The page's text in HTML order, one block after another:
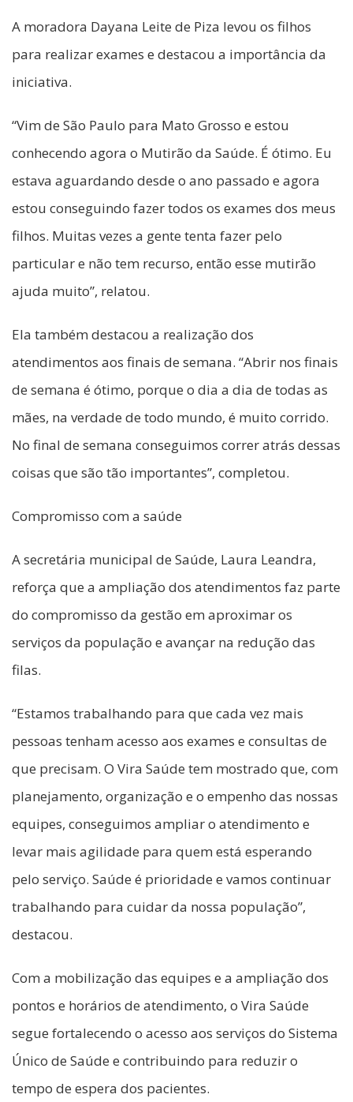
A moradora Dayana Leite de Piza levou os filhos
para realizar exames e destacou a importância da
iniciativa.
“Vim de São Paulo para Mato Grosso e estou
conhecendo agora o Mutirão da Saúde. É ótimo. Eu
estava aguardando desde o ano passado e agora
estou conseguindo fazer todos os exames dos meus
filhos. Muitas vezes a gente tenta fazer pelo
particular e não tem recurso, então esse mutirão
ajuda muito”, relatou.
Ela também destacou a realização dos
atendimentos aos finais de semana. “Abrir nos finais
de semana é ótimo, porque o dia a dia de todas as
mães, na verdade de todo mundo, é muito corrido.
No final de semana conseguimos correr atrás dessas
coisas que são tão importantes”, completou.
Compromisso com a saúde
A secretária municipal de Saúde, Laura Leandra,
reforça que a ampliação dos atendimentos faz parte
do compromisso da gestão em aproximar os
serviços da população e avançar na redução das
filas.
“Estamos trabalhando para que cada vez mais
pessoas tenham acesso aos exames e consultas de
que precisam. O Vira Saúde tem mostrado que, com
planejamento, organização e o empenho das nossas
equipes, conseguimos ampliar o atendimento e
levar mais agilidade para quem está esperando
pelo serviço. Saúde é prioridade e vamos continuar
trabalhando para cuidar da nossa população”,
destacou.
Com a mobilização das equipes e a ampliação dos
pontos e horários de atendimento, o Vira Saúde
segue fortalecendo o acesso aos serviços do Sistema
Único de Saúde e contribuindo para reduzir o
tempo de espera dos pacientes.